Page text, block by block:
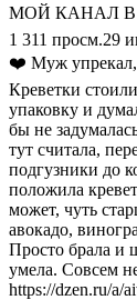
МОЙ КАНАЛ В
1 311 просм.29
❤️ Муж упрекал,
Креветки
упаковку и
бы не
тут считала,
подгузники до
положила
может, чуть
авокадо,
Просто брала и
умела. Совсем
https://dzen.ru/